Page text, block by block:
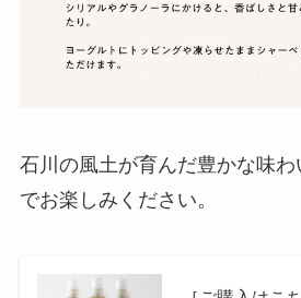
石川の風土が育んだ豊かな味
でお楽しみください。